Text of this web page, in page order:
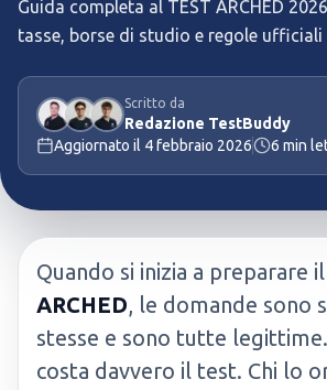
Guida completa al TEST ARCHED
tasse, borse di studio e regole
Scritto da
Redazione TestBuddy
Aggiornato il 4 febbraio 2026 6 min
Quando si inizia a preparare il
ARCHED, le domande sono
stesse e sono tutte
costa davvero il test. Chi lo